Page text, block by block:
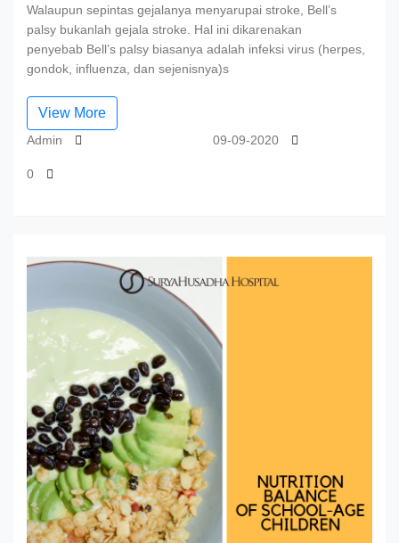
Admin 09-09-2020
0
Walaupun sepintas gejalanya menyarupai stroke, Bell’s
palsy bukanlah gejala stroke. Hal ini dikarenakan
penyebab Bell’s palsy biasanya adalah infeksi virus (herpes,
gondok, influenza, dan sejenisnya)s
View More